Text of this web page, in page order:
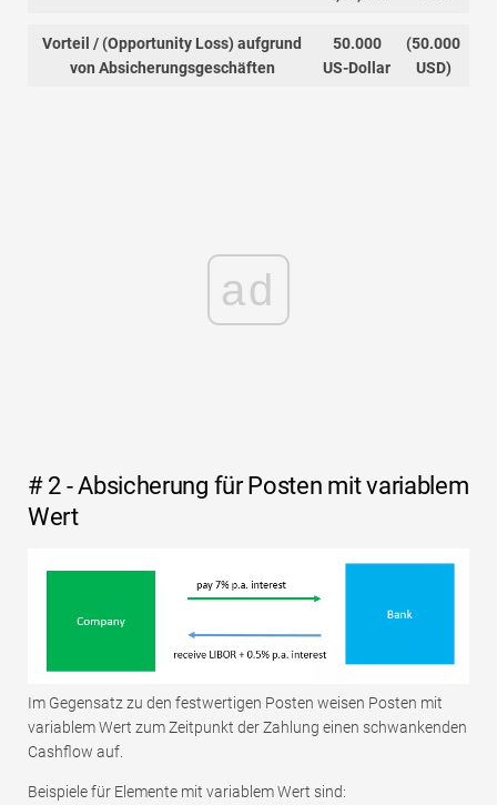
Vorteil / (Opportunity Loss) aufgrund
von Absicherungsgeschäften
50.000
US-Dollar
(50.000
USD)
ad
# 2 - Absicherung für Posten mit variablem
Wert
Im Gegensatz zu den festwertigen Posten weisen Posten mit
variablem Wert zum Zeitpunkt der Zahlung einen schwankenden
Cashflow auf.
Beispiele für Elemente mit variablem Wert sind: